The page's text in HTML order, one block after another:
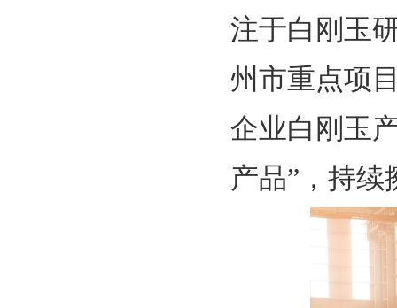
注于白刚玉
州市重点项
企业白刚玉
产品”，持续